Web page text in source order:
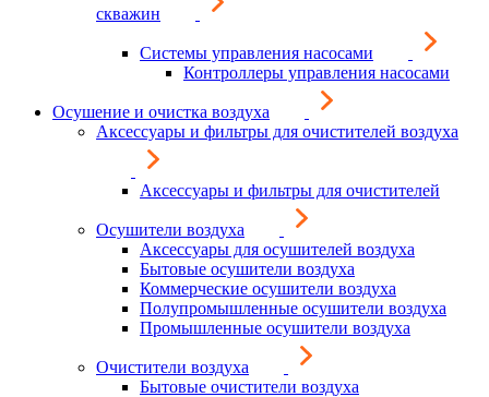
скважин
Системы управления насосами
Контроллеры управления насосами
Осушение и очистка воздуха
Аксессуары и фильтры для очистителей воздуха
Аксессуары и фильтры для очистителей
Осушители воздуха
Аксессуары для осушителей воздуха
Бытовые осушители воздуха
Коммерческие осушители воздуха
Полупромышленные осушители воздуха
Промышленные осушители воздуха
Очистители воздуха
Бытовые очистители воздуха